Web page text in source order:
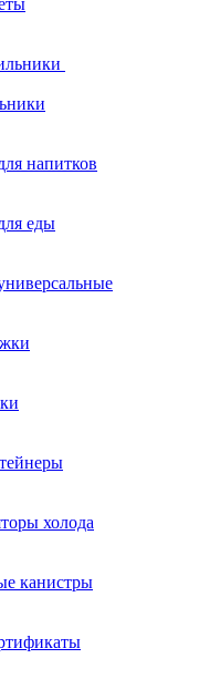
напитков
еды
холода
канистры